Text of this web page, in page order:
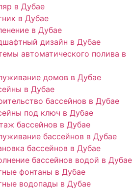
в Дубае
в Дубае
в Дубае
дизайн в Дубае
автоматического полива в
домов в Дубае
в Дубае
бассейнов в Дубае
под ключ в Дубае
бассейнов в Дубае
бассейнов в Дубае
бассейнов в Дубае
бассейнов водой в Дубае
фонтаны в Дубае
водопады в Дубае